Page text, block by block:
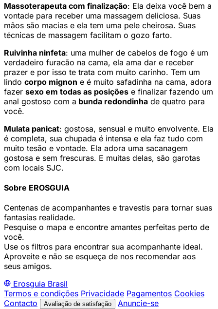
Massoterapeuta com finalização: Ela deixa você bem a
vontade para receber uma massagem deliciosa. Suas
mãos são macias e ela tem uma pele cheirosa. Suas
técnicas de massagem facilitam o gozo farto.
Ruivinha ninfeta: uma mulher de cabelos de fogo é um
verdadeiro furacão na cama, ela ama dar e receber
prazer e por isso te trata com muito carinho. Tem um
lindo corpo mignon e é muito safadinha na cama, adora
fazer sexo em todas as posições e finalizar fazendo um
anal gostoso com a bunda redondinha de quatro para
você.
Mulata panicat: gostosa, sensual e muito envolvente. Ela
é completa, sua chupada é intensa e ela faz tudo com
muito tesão e vontade. Ela adora uma sacanagem
gostosa e sem frescuras. E muitas delas, são garotas
com locais SJC.
Sobre EROSGUIA
Centenas de acompanhantes e travestis para tornar suas
fantasias realidade.
Pesquise o mapa e encontre amantes perfeitas perto de
você.
Use os filtros para encontrar sua acompanhante ideal.
Aproveite e não se esqueça de nos recomendar aos
seus amigos.
Erosguia Brasil
Termos e condições Privacidade Pagamentos Cookies
Contacto
Avaliação de satisfação Anuncie-se